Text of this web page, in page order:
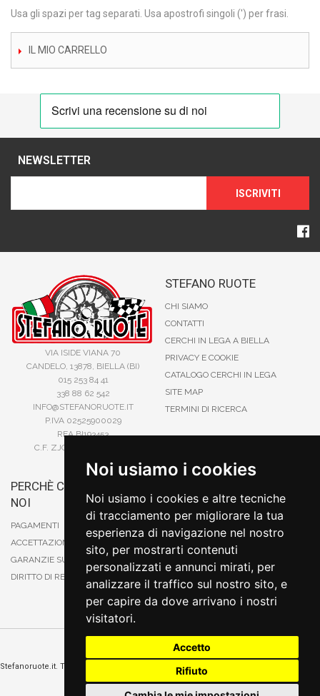
Noi usiamo i cookies
Noi usiamo i cookies e altre tecniche
di tracciamento per migliorare la tua
esperienza di navigazione nel nostro
sito, per mostrarti contenuti
personalizzati e annunci mirati, per
analizzare il traffico sul nostro sito, e
per capire da dove arrivano i nostri
visitatori.
Accetto
Rifiuto
Usa gli spazi per tag separati. Usa apostrofi singoli (') per frasi.
IL MIO CARRELLO
NEWSLETTER
ISCRIVITI
VIA ISIDE VIANA 70
CANDELO, 13878, BIELLA (BI)
015 253 84 41
338 88 62 542
INFO@STEFANORUOTE.IT
P.IVA 02525900029
REA BI193453
C.F. ZJOSFN73H14A859X
STEFANO RUOTE
CHI SIAMO
CONTATTI
CERCHI IN LEGA A BIELLA
PRIVACY E COOKIE
CATALOGO CERCHI IN LEGA
SITE MAP
TERMINI DI RICERCA
PERCHÈ COMPRARE DA
NOI
PAGAMENTI
ACCETTAZIONE DEGLI ORDINI
GARANZIE SUI PRODOTTI
DIRITTO DI RECESSO
CARTA DI CREDITO
PAYPAL
CONTRASSEGNO
POSTEPAY
Stefanoruote.it. Tutti i diritti riservati. E' vietata la riproduzione anche parziali. Prezzi e
promozioni validi salvo errori o omissioni